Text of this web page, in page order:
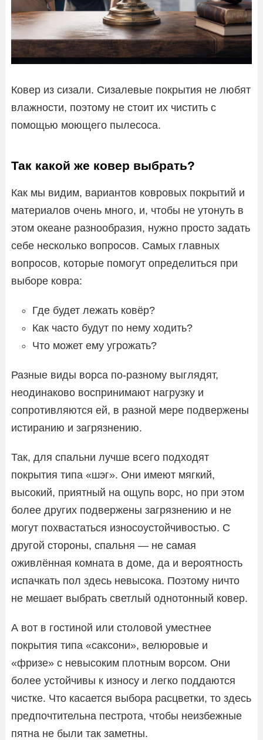
Ковер из сизали. Сизалевые покрытия не любят
влажности, поэтому не стоит их чистить с
помощью моющего пылесоса.
Так какой же ковер выбрать?
Как мы видим, вариантов ковровых покрытий и
материалов очень много, и, чтобы не утонуть в
этом океане разнообразия, нужно просто задать
себе несколько вопросов. Самых главных
вопросов, которые помогут определиться при
выборе ковра:
Где будет лежать ковёр?
Как часто будут по нему ходить?
Что может ему угрожать?
Разные виды ворса по-разному выглядят,
неодинаково воспринимают нагрузку и
сопротивляются ей, в разной мере подвержены
истиранию и загрязнению.
Так, для спальни лучше всего подходят
покрытия типа «шэг». Они имеют мягкий,
высокий, приятный на ощупь ворс, но при этом
более других подвержены загрязнению и не
могут похвастаться износоустойчивостью. С
другой стороны, спальня — не самая
оживлённая комната в доме, да и вероятность
испачкать пол здесь невысока. Поэтому ничто
не мешает выбрать светлый однотонный ковер.
А вот в гостиной или столовой уместнее
покрытия типа «саксони», велюровые и
«фризе» с невысоким плотным ворсом. Они
более устойчивы к износу и легко поддаются
чистке. Что касается выбора расцветки, то здесь
предпочтительна пестрота, чтобы неизбежные
пятна не были так заметны.